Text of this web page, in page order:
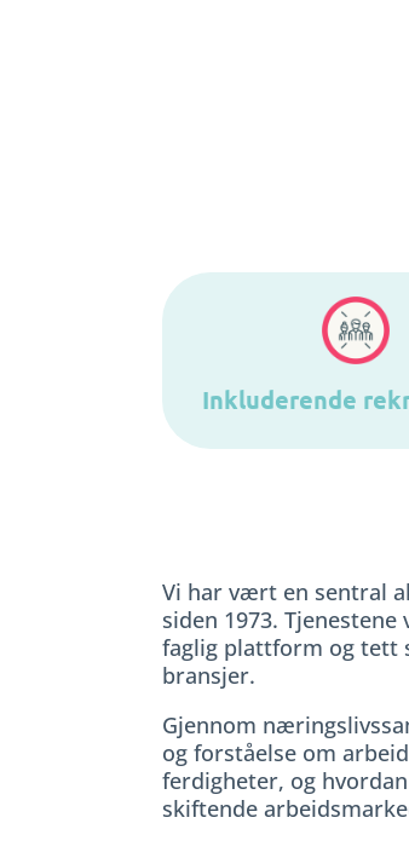
Inkluderende
Vi har vært en sentral
siden 1973.
faglig plattform og tett
bransjer.
Gjennom
og forståelse om
ferdigheter, og
skiftende